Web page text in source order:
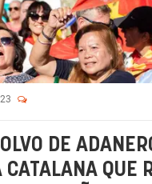
DE
CATALANA QUE